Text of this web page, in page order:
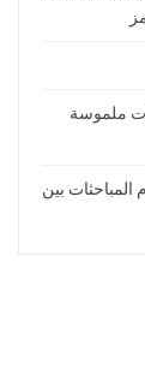
ملموسة
بتقدم المباحثات بين